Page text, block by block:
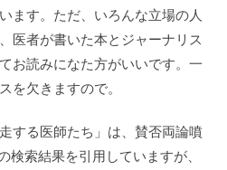
ます。ただ、いろんな立場の人
医者が書いた本とジャーナリス
お読みになた方がいいです。一
を欠きますので。
する医師たち」は、賛否両論噴
検索結果を引用していますが、